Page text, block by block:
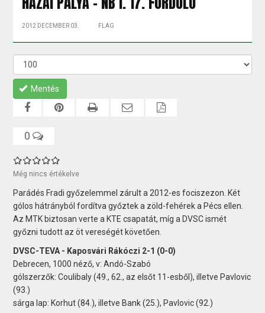
2012 DECEMBER 03. FLAG
Mentés
0
Még nincs értékelve
Parádés Fradi győzelemmel zárult a 2012-es fociszezon. Két
gólos hátrányból fordítva győztek a zöld-fehérek a Pécs ellen.
Az MTK biztosan verte a KTE csapatát, míg a DVSC ismét
győzni tudott az öt vereségét követően.
DVSC-TEVA - Kaposvári Rákóczi 2-1 (0-0)
Debrecen, 1000 néző, v: Andó-Szabó
gólszerzők: Coulibaly (49., 62., az elsőt 11-esből), illetve Pavlovic
(93.)
sárga lap: Korhut (84.), illetve Bank (25.), Pavlovic (92.)